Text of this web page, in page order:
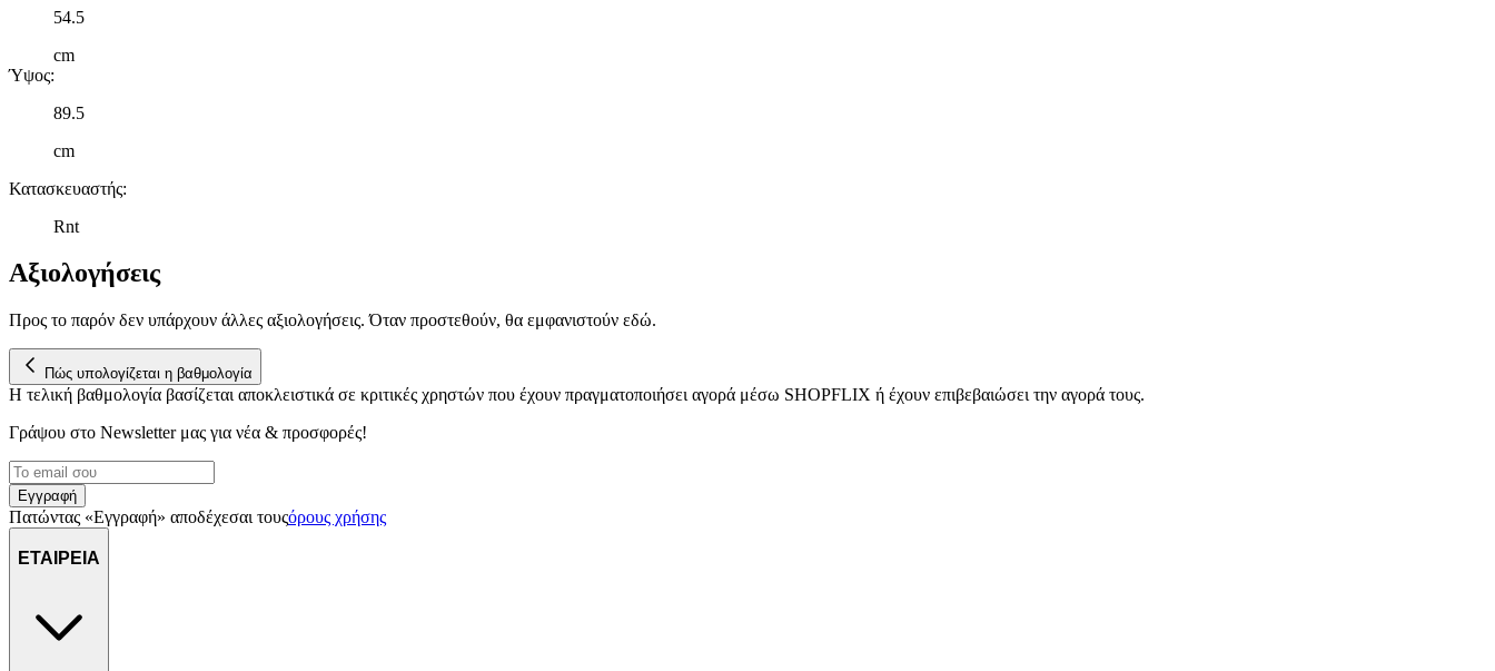
54.5
cm
Ύψος:
89.5
cm
Κατασκευαστής:
Rnt
Αξιολογήσεις
Προς το παρόν δεν υπάρχουν άλλες αξιολογήσεις. Όταν προστεθούν, θα εμφανιστούν εδώ.
Πώς υπολογίζεται η βαθμολογία
Η τελική βαθμολογία βασίζεται αποκλειστικά σε κριτικές χρηστών που έχουν πραγματοποιήσει αγορά μέσω SHOPFLIX ή έχουν επιβεβαιώσει την αγορά τους.
Γράψου στο Νewsletter μας για νέα & προσφορές!
Εγγραφή
Πατώντας «Εγγραφή» αποδέχεσαι τουςόρους χρήσης
ΕΤΑΙΡΕΙΑ